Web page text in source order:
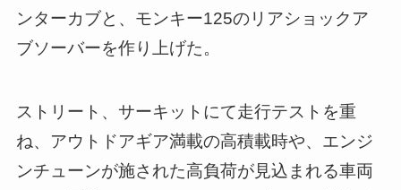
ンターカブと、モンキー125のリアショックア
ブソーバーを作り上げた。
ストリート、サーキットにて走行テストを重
ね、アウトドアギア満載の高積載時や、エンジ
ンチューンが施された高負荷が見込まれる車両